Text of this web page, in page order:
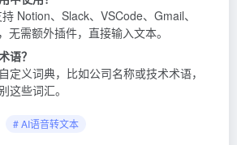
Notion、Slack、VSCode、Gmail、
无需额外插件，直接输入文本。
语？
定义词典，比如公司名称或技术术语，
这些词汇。
# AI语音转文本